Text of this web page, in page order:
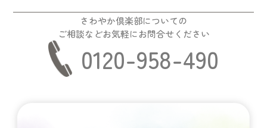
さわやか倶楽部についての
ご相談などお気軽にお問合せください
0120-958-490